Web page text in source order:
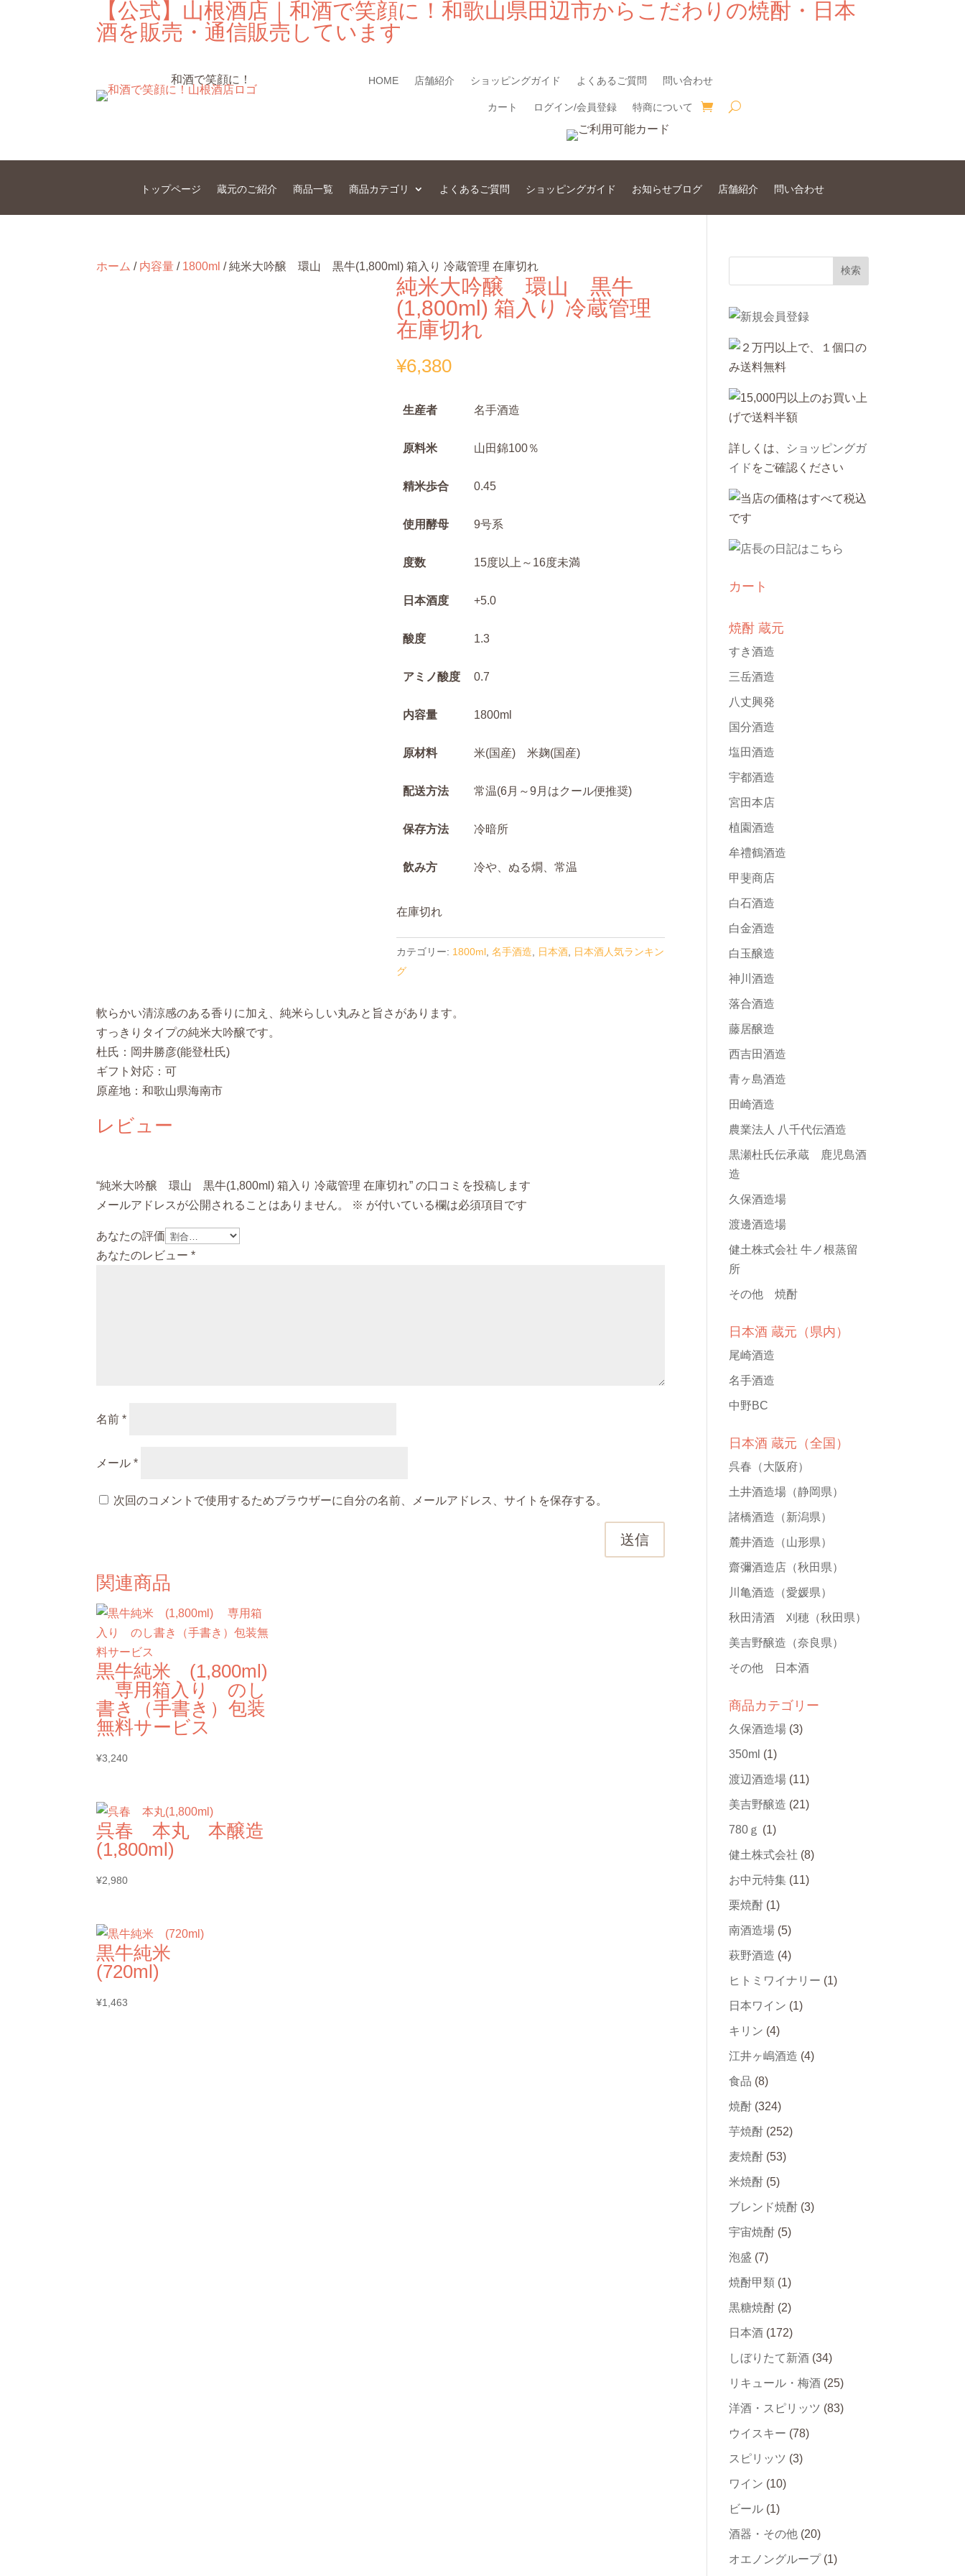
【公式】山根酒店｜和酒で笑顔に！和歌山県田辺市からこだわりの焼酎・日本
酒を販売・通信販売しています
和酒で笑顔に！ HOME 店舗紹介 ショッピングガイド よくあるご質問 問い合わせ
カート ログイン/会員登録 特商について
トップページ 蔵元のご紹介 商品一覧 商品カテゴリ よくあるご質問 ショッピングガイド お知らせブログ 店舗紹介 問い合わせ
ホーム / 内容量 / 1800ml / 純米大吟醸 環山 黒牛(1,800ml) 箱入り 冷蔵管理 在庫切れ
純米大吟醸 環山 黒牛
(1,800ml) 箱入り 冷蔵管理
在庫切れ
¥6,380
生産者 名手酒造
原料米 山田錦100％
精米歩合 0.45
使用酵母 9号系
度数 15度以上～16度未満
日本酒度 +5.0
酸度 1.3
アミノ酸度 0.7
内容量 1800ml
原材料 米(国産) 米麹(国産)
配送方法 常温(6月～9月はクール便推奨)
保存方法 冷暗所
飲み方 冷や、ぬる燗、常温
在庫切れ
カテゴリー: 1800ml, 名手酒造 日本酒,
日本酒人気ランキン
グ
軟らかい清涼感のある香りに加え、純米らしい丸みと旨さがあります。
すっきりタイプの純米大吟醸です。
杜氏：岡井勝彦(能登杜氏)
ギフト対応：可
原産地：和歌山県海南市
レビュー
“純米大吟醸 環山 黒牛(1,800ml) 箱入り 冷蔵管理 在庫切れ” の口コミを投稿します
メールアドレスが公開されることはありません。
※ が付いている欄は必須項目です
あなたの評価
あなたのレビュー*
名前*
メール*
次回のコメントで使用するためブラウザーに自分の名前、メールアドレス、サイトを保存する。
送信
関連商品
黒牛純米 (1,800ml)
専用箱入り のし
書き（手書き）包装
無料サービス
¥3,240
呉春 本丸 本醸造
(1,800ml)
¥2,980
黒牛純米
(720ml)
¥1,463
詳しくは、
ショッピングガ
イド をご確認ください
カート
焼酎 蔵元
すき酒造
三岳酒造
八丈興発
国分酒造
塩田酒造
宇都酒造
宮田本店
植園酒造
牟禮鶴酒造
甲斐商店
白石酒造
白金酒造
白玉醸造
神川酒造
落合酒造
藤居醸造
西吉田酒造
青ヶ島酒造
田崎酒造
農業法人 八千代伝酒造
黒瀬杜氏伝承蔵 鹿児島酒
造
久保酒造場
渡邊酒造場
健土株式会社 牛ノ根蒸留
所
その他 焼酎
日本酒 蔵元（県内）
尾崎酒造
名手酒造
中野BC
日本酒 蔵元（全国）
呉春 （大阪府）
土井酒造場 （静岡県）
諸橋酒造 （新潟県）
麓井酒造 （山形県）
齋彌酒造店 （秋田県）
川亀酒造 （愛媛県）
秋田清酒 刈穂 （秋田県）
美吉野醸造 （奈良県）
その他 日本酒
商品カテゴリー
久保酒造場 (3)
350ml (1)
渡辺酒造場 (11)
美吉野醸造 (21)
780ｇ (1)
健土株式会社 (8)
お中元特集 (11)
栗焼酎 (1)
南酒造場 (5)
萩野酒造 (4)
ヒトミワイナリー (1)
日本ワイン (1)
キリン (4)
江井ヶ嶋酒造 (4)
食品 (8)
焼酎 (324)
芋焼酎 (252)
麦焼酎 (53)
米焼酎 (5)
ブレンド焼酎 (3)
宇宙焼酎 (5)
泡盛 (7)
焼酎甲類 (1)
黒糖焼酎 (2)
日本酒 (172)
しぼりたて新酒 (34)
リキュール・梅酒 (25)
洋酒・スピリッツ (83)
ウイスキー (78)
スピリッツ (3)
ワイン (10)
ビール (1)
酒器・その他 (20)
オエノングループ (1)